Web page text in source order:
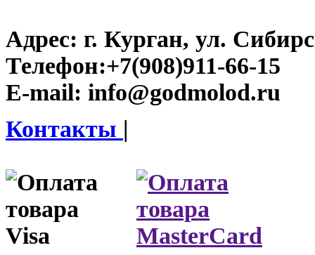
Адрес: г. Курган, ул.
Телефон:+7(908)911-66-15
E-mail: info@godmolod.ru
Контакты |